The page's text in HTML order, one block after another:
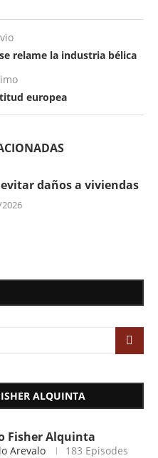
relame la industria bélica
europea
daños a viviendas
ALQUINTA
Fisher Alquinta
Arevalo 183 Episodes